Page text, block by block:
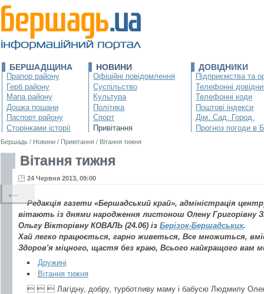
БЕРШАДЩИНА
Прапор району
Герб району
Мапа району
Дошка пошани
Паспорт району
Сторінками історії
НОВИНИ
Офіційні повідомлення
Суспільство
Культура
Політика
Спорт
Привітання
ДОВІДНИКИ
Підприємства та
Телефонні
Телефонні коди
Поштові індекси
Дім. Сад. Город.
Прогноз погоди в
Бершадь / Новини / Привітання / Вітання тижня
Вітання тижня
24 Червня 2013, 09:00
Редакція газети «Бершадський край», адміністрація
вітають із днями народження листонош Олену Григорівну
Ольгу Вікторівну КОВАЛЬ (24.06) із Берізок-Бершадських.
Хай легко працюється, гарно живеться, Все множиться,
Здоров'я міцного, щастя без краю, Всього найкращого вам
Дружині
Вітання тижня
   Лагідну, добру, турботливу маму і бабусю Людмилу
←